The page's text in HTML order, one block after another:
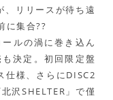
、リリースが待ち遠
に集合??
ルの渦に巻き込ん
決定。初回限定盤
仕様、さらにDISC2
沢SHELTER」で僅